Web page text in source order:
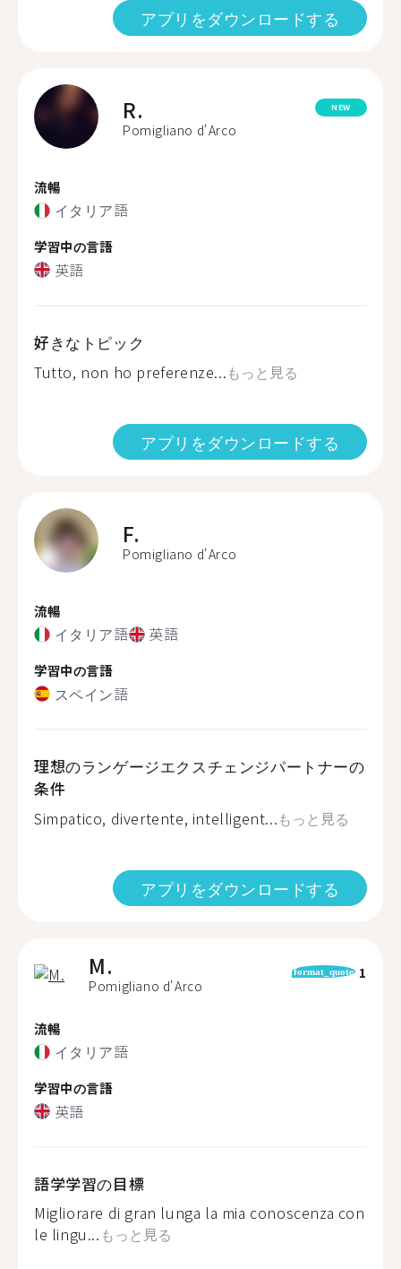
アプリをダウンロードする
R.
Pomigliano d'Arco
NEW
流暢
イタリア語
学習中の言語
英語
好きなトピック
Tutto, non ho preferenze...もっと見る
アプリをダウンロードする
F.
Pomigliano d'Arco
流暢
イタリア語 英語
学習中の言語
スペイン語
理想のランゲージエクスチェンジパートナーの
条件
Simpatico, divertente, intelligent...もっと見る
アプリをダウンロードする
M.
Pomigliano d'Arco
format_quote 1
流暢
イタリア語
学習中の言語
英語
語学学習の目標
Migliorare di gran lunga la mia conoscenza con
le lingu... もっと見る